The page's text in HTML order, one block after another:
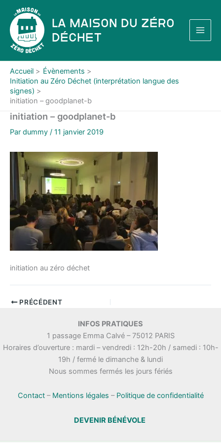
contenu
La Maison du Zéro
Déchet
Accueil
Évènements
Initiation au Zéro Déchet (interprétation langue des
signes)
initiation – goodplanet-b
initiation – goodplanet-b
Par dummy / 11 janvier 2019
initiation au zéro déchet
PRÉCÉDENT
INFOS PRATIQUES
1 passage Emma Calvé – 75012 PARIS
Horaires d’ouverture : mardi – vendredi : 12h-20h / samedi : 10h-
19h / fermé le dimanche & lundi
Nous sommes fermés les jours fériés
Contact– Mentions légales – Politique de confidentialité
DEVENIR BÉNÉVOLE